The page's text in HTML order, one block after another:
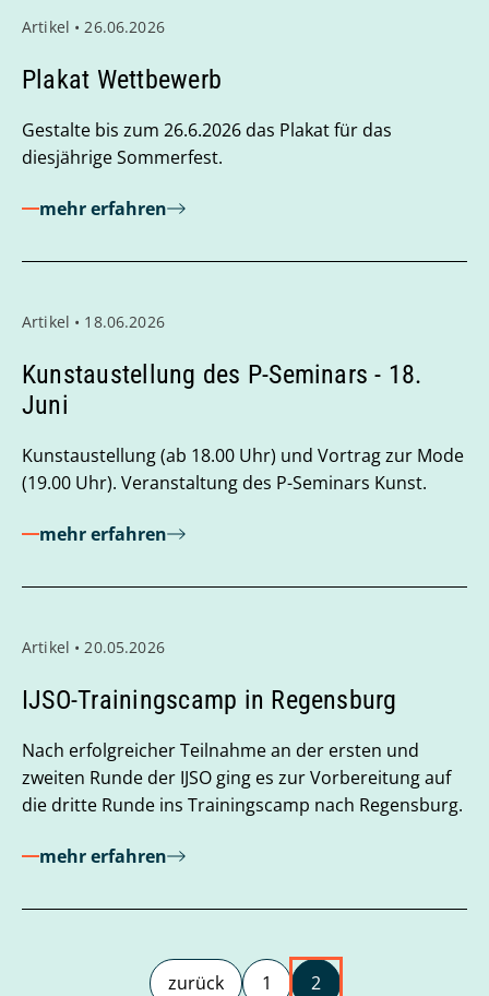
Artikel • 26.06.2026
Plakat Wettbewerb
Gestalte bis zum 26.6.2026 das Plakat für das
diesjährige Sommerfest.
mehr erfahren
Artikel • 18.06.2026
Kunstaustellung des P-Seminars - 18.
Juni
Kunstaustellung (ab 18.00 Uhr) und Vortrag zur Mode
(19.00 Uhr). Veranstaltung des P-Seminars Kunst.
mehr erfahren
Artikel • 20.05.2026
IJSO-Trainingscamp in Regensburg
Nach erfolgreicher Teilnahme an der ersten und
zweiten Runde der IJSO ging es zur Vorbereitung auf
die dritte Runde ins Trainingscamp nach Regensburg.
mehr erfahren
zurück 1 2